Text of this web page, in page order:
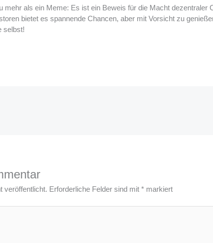
mehr als ein Meme: Es ist ein Beweis für die Macht dezentraler
bietet es spannende Chancen, aber mit Vorsicht zu
selbst!
veröffentlicht. Erforderliche Felder sind mit* markiert